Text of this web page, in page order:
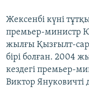
ЖАЗЫЛЫҢЫЗ
Жексенбі күні
премьер-министр
жылғы Қызғылт-
бірі болған. 2004
кездегі премьер-
Виктор Януковичті